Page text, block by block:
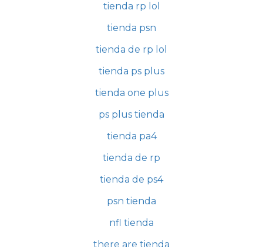
tienda rp lol
tienda psn
tienda de rp lol
tienda ps plus
tienda one plus
ps plus tienda
tienda pa4
tienda de rp
tienda de ps4
psn tienda
nfl tienda
there are tienda